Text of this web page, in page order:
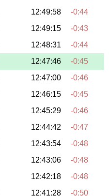
12:49:58
-0:44
12:49:15
-0:43
12:48:31
-0:44
12:47:46
-0:45
12:47:00
-0:46
12:46:15
-0:45
12:45:29
-0:46
12:44:42
-0:47
12:43:54
-0:48
12:43:06
-0:48
12:42:18
-0:48
12:41:28
-0:50